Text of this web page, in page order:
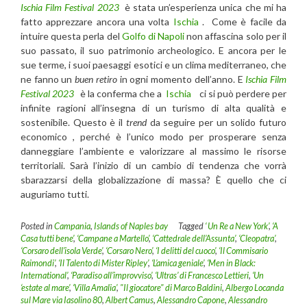
Ischia Film Festival 2023 è stata un’esperienza unica che mi ha
fatto apprezzare ancora una volta Ischia . Come è facile da
intuire questa perla del Golfo di Napolinon affascina solo per il
suo passato, il suo patrimonio archeologico. E ancora per le
sue terme, i suoi paesaggi esotici e un clima mediterraneo, che
ne fanno unbuen retiroin ogni momento dell’anno. E Ischia Film
Festival 2023 è la conferma che a Ischia
ci si può perdere per
infinite ragioni all’insegna di un turismo di alta qualità e
sostenibile. Questo è il trendda seguire per un solido futuro
economico , perché è l’unico modo per prosperare senza
danneggiare l’ambiente e valorizzare al massimo le risorse
territoriali. Sarà l’inizio di un cambio di tendenza che vorrà
sbarazzarsi della globalizzazione di massa? È quello che ci
auguriamo tutti.
Posted in Campania, Islands of Naples bay Tagged ‘ Un Re a New York’, ‘A
Casa tutti bene’, ‘Campane a Martello’, ‘Cattedrale dell’Assunta’, ‘Cleopatra’,
‘Corsaro dell’isola Verde’, ‘Corsaro Nero’, ‘I delitti del cuoco’, ‘Il Commisario
Raimondi’, ‘Il Talento di Mister Ripley’, ‘L’amica geniale’, ‘Men in Black:
International’, ‘Paradiso all’improvviso’, ‘Ultras’ di Francesco Lettieri, ‘Un
‘estate al mare’, ‘Villa Amalia’, "Il giocatore" di Marco Baldini, Albergo Locanda
sul Mare via Iasolino 80, Albert Camus, Alessandro Capone, Alessandro